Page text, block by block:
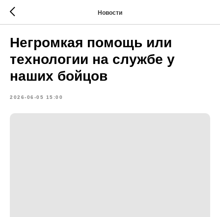
Новости
Негромкая помощь или
технологии на службе у
наших бойцов
2026-06-05 15:00